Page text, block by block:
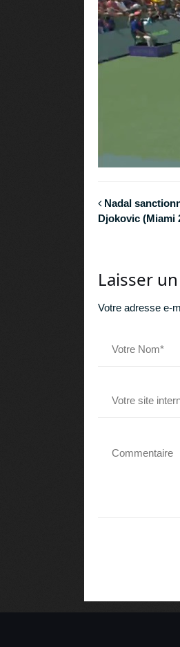
Nadal
Djokovic (Miami
Laisser
Votre adresse e-